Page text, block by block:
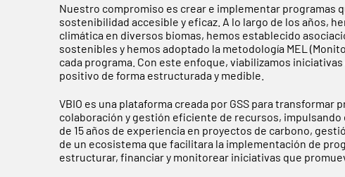
Nuestro compromiso es crear e implementar programas
sostenibilidad accesible y eficaz. A lo largo de los años,
climática en diversos biomas, hemos establecido
sostenibles y hemos adoptado la metodología MEL
cada programa. Con este enfoque, viabilizamos
positivo de forma estructurada y medible.
VBIO es una plataforma creada por GSS para
colaboración y gestión eficiente de recursos,
de 15 años de experiencia en proyectos de carbono,
de un ecosistema que facilitara la implementación de
estructurar, financiar y monitorear iniciativas que